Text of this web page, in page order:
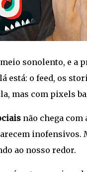
sonolento, e a
está: o feed, os
mas com pixels
não chega com
inofensivos.
ao nosso redor.